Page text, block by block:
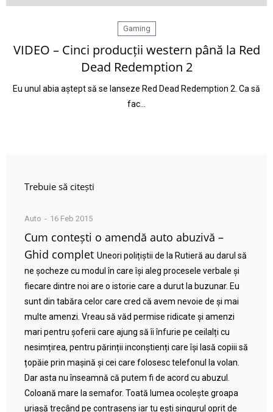
Gaming
VIDEO – Cinci producții western până la Red
Dead Redemption 2
Eu unul abia aștept să se lanseze Red Dead Redemption 2. Ca să
fac…
Trebuie să citești
Auto 16 Feb 2015
Cum contești o amendă auto abuzivă –
Ghid complet Uneori polițiștii de la Rutieră au darul să
ne șocheze cu modul în care își aleg procesele verbale și
fiecare dintre noi are o istorie care a durut la buzunar. Eu
sunt din tabăra celor care cred că avem nevoie de și mai
multe amenzi. Vreau să văd permise ridicate și amenzi
mari pentru șoferii care ajung să îi înfurie pe ceilalți cu
nesimțirea, pentru părinții inconștienți care își lasă copiii să
țopăie prin mașină și cei care folosesc telefonul la volan.
Dar asta nu înseamnă că putem fi de acord cu abuzul.
Coloană mare la semafor. Toată lumea ocolește groapa
uriașă trecând pe contrasens iar tu ești singurul oprit de